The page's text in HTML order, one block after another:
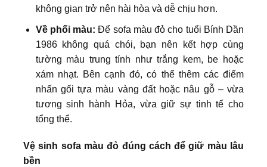
không gian trở nên hài hòa và dễ chịu hơn.
Về phối màu: Để sofa màu đỏ cho tuổi Bính Dần
1986 không quá chói, bạn nên kết hợp cùng
tường màu trung tính như trắng kem, be hoặc
xám nhạt. Bên cạnh đó, có thể thêm các điểm
nhấn gối tựa màu vàng đất hoặc nâu gỗ – vừa
tương sinh hành Hỏa, vừa giữ sự tinh tế cho
tổng thể.
Vệ sinh sofa màu đỏ đúng cách để giữ màu lâu
bền